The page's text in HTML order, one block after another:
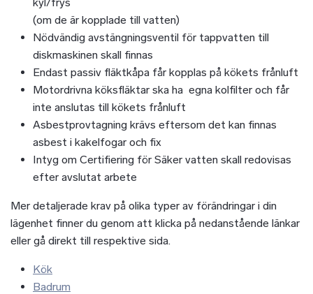
(om de är kopplade till vatten)
Nödvändig avstängningsventil för tappvatten till
diskmaskinen skall finnas
Endast passiv fläktkåpa får kopplas på kökets frånluft
Motordrivna köksfläktar ska ha egna kolfilter och får
inte anslutas till kökets frånluft
Asbestprovtagning krävs eftersom det kan finnas
asbest i kakelfogar och fix
Intyg om Certifiering för Säker vatten skall redovisas
efter avslutat arbete
Mer detaljerade krav på olika typer av förändringar i din
lägenhet finner du genom att klicka på nedanstående länkar
eller gå direkt till respektive sida.
Kök
Badrum